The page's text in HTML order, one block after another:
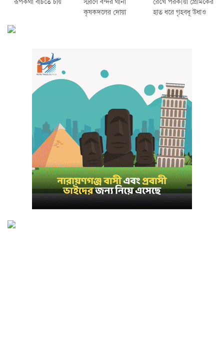
রূপকথা বাঁচতে চায়
স্মরণে বন্দর থানা
কৃষকদলের দোয়া
রেখে পরকীয়া প্রেমিকের
হাত ধরে গৃহবধূ উধাও